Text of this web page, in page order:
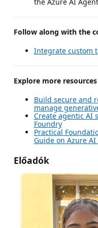
Follow along with the
Integrate custom
Explore more resources
Build secure and
manage
Create agentic AI
Foundry
Practical
Guide on Azure
Előadók